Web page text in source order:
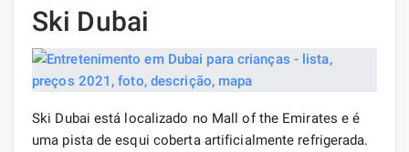
Ski Dubai
Ski Dubai está localizado no Mall of the Emirates e é
uma pista de esqui coberta artificialmente refrigerada.